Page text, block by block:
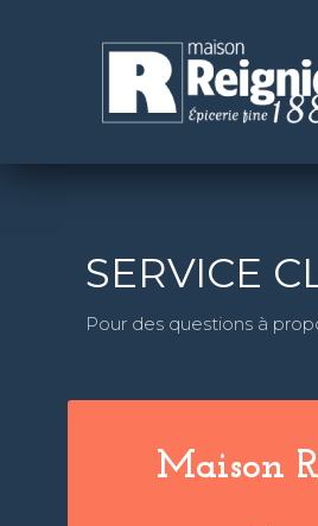
SERVICE
Pour des questions à
Maison